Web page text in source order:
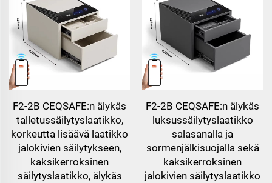
F2-2B CEQSAFE:n älykäs
talletussäilytyslaatikko,
korkeutta lisäävä laatikko
jalokivien säilytykseen,
kaksikerroksinen
säilytyslaatikko, älykäs
F2-2B CEQSAFE:n älykäs
luksussäilytyslaatikko
salasanalla ja
sormenjälkisuojalla sekä
kaksikerroksinen
jalokivien säilytyslaatikko